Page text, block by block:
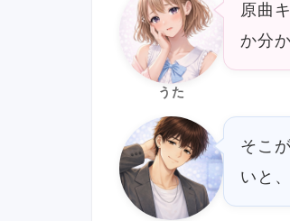
うた
原曲
か分
そこ
いと